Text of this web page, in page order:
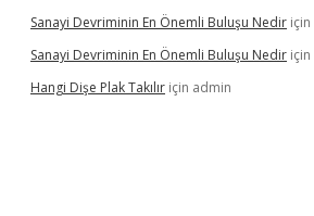
Sanayi Devriminin En Önemli Buluşu Nedir için
Sanayi Devriminin En Önemli Buluşu Nedir için
Hangi Dişe Plak Takılır için admin